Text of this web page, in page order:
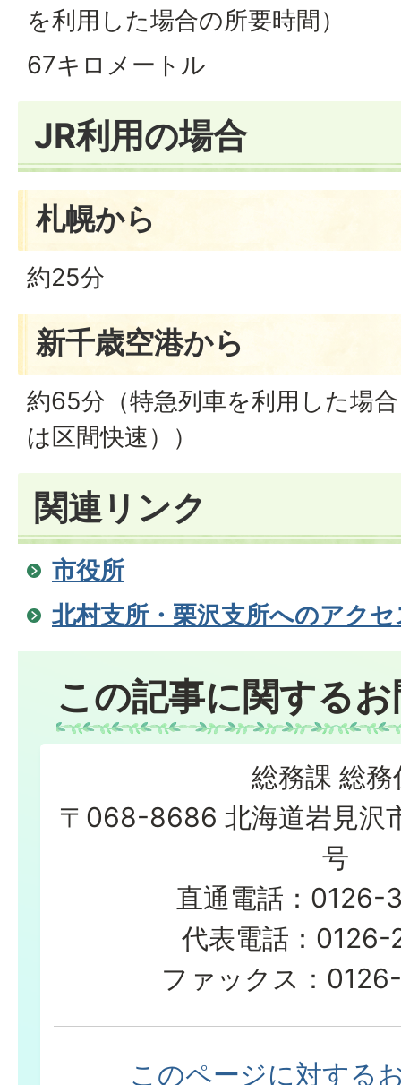
を利用した場合の所要時間）
67キロメートル
JR利用の場合
札幌から
約25分
新千歳空港から
約65分（特急列車を利用した場
は区間快速））
関連リンク
市役所
北村支所・栗沢支所へのアクセ
この記事に関する
総務課 総務
〒068-8686 北海道岩見沢
号
直通電話：0126-
代表電話：0126-
ファックス：
このページに対する